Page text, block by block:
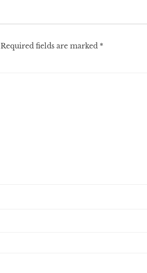
Required fields are marked *